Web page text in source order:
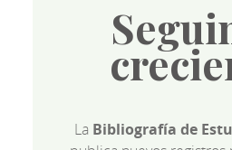
La Bibliografía de